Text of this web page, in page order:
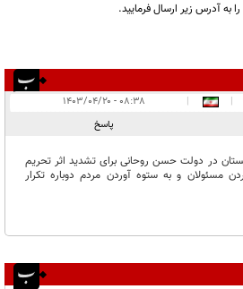
به آدرس زیر ارسال فرمایید.
|
|
۰۸:۳۸ - ۱۴۰۳/۰۴/۲۰
پاسخ
در دولت حسن روحانی برای تشدید اثر تحریم
مسئولان و به ستوه آوردن مردم دوباره تکرار